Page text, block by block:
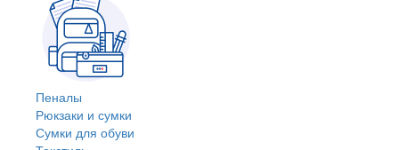
Пеналы
Рюкзаки и сумки
Сумки для обуви